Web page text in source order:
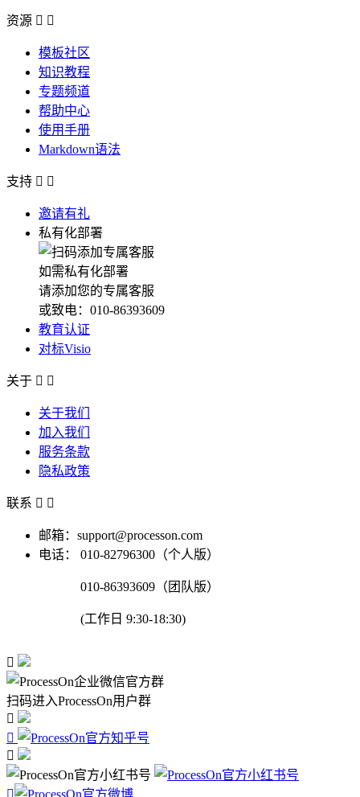
资源  
模板社区
知识教程
专题频道
帮助中心
使用手册
Markdown语法
支持  
邀请有礼
私有化部署
如需私有化部署
请添加您的专属客服
或致电：010-86393609
教育认证
对标Visio
关于  
关于我们
加入我们
服务条款
隐私政策
联系  
邮箱：support@processon.com
电话：
010-82796300（个人版）
010-86393609（团队版）
(工作日 9:30-18:30)

扫码进入ProcessOn用户群



